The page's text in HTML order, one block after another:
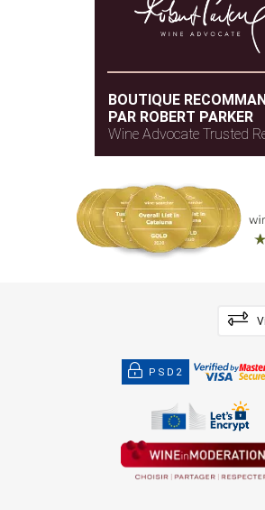
BOUTIQUE
PAR ROBERT PARKER
Wine Advocate Trusted
PSD2